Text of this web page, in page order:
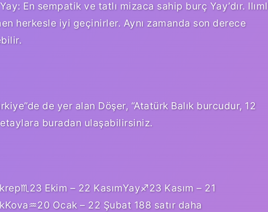
En sempatik ve tatlı mizaca sahip burç Yay’dır.
herkesle iyi geçinirler. Aynı zamanda son derece
de yer alan Döşer, “Atatürk Balık burcudur, 12
buradan ulaşabilirsiniz.
Ekim – 22 KasımYay♐︎23 Kasım – 21
Ocak – 22 Şubat 188 satır daha